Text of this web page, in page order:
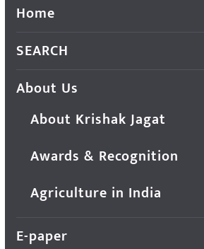
Home
SEARCH
About Us
About Krishak Jagat
Awards & Recognition
Agriculture in India
E-paper